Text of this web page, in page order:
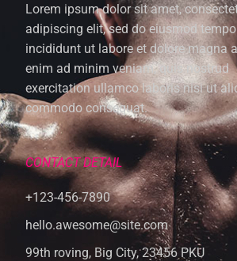
Lorem ipsum dolor sit amet,
adipiscing elit, sed do eiusmod
incididunt ut labore et dolore magna
enim ad minim veniam, quis nostrud
exercitation ullamco laboris nisi ut
commodo consequat.
CONTACT DETAIL
+123-456-7890
hello.awesome@site.com
99th roving, Big City, 23456 PKU